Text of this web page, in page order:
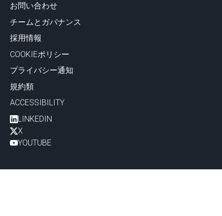
お問い合わせ
チームとガバナンス
採用情報
COOKIEポリシー
プライバシー通知
規約類
ACCESSIBILITY
LINKEDIN
X
YOUTUBE